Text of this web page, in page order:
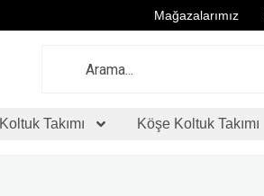
Mağazalarımız
Koltuk Takımı Köşe Koltuk Takımı